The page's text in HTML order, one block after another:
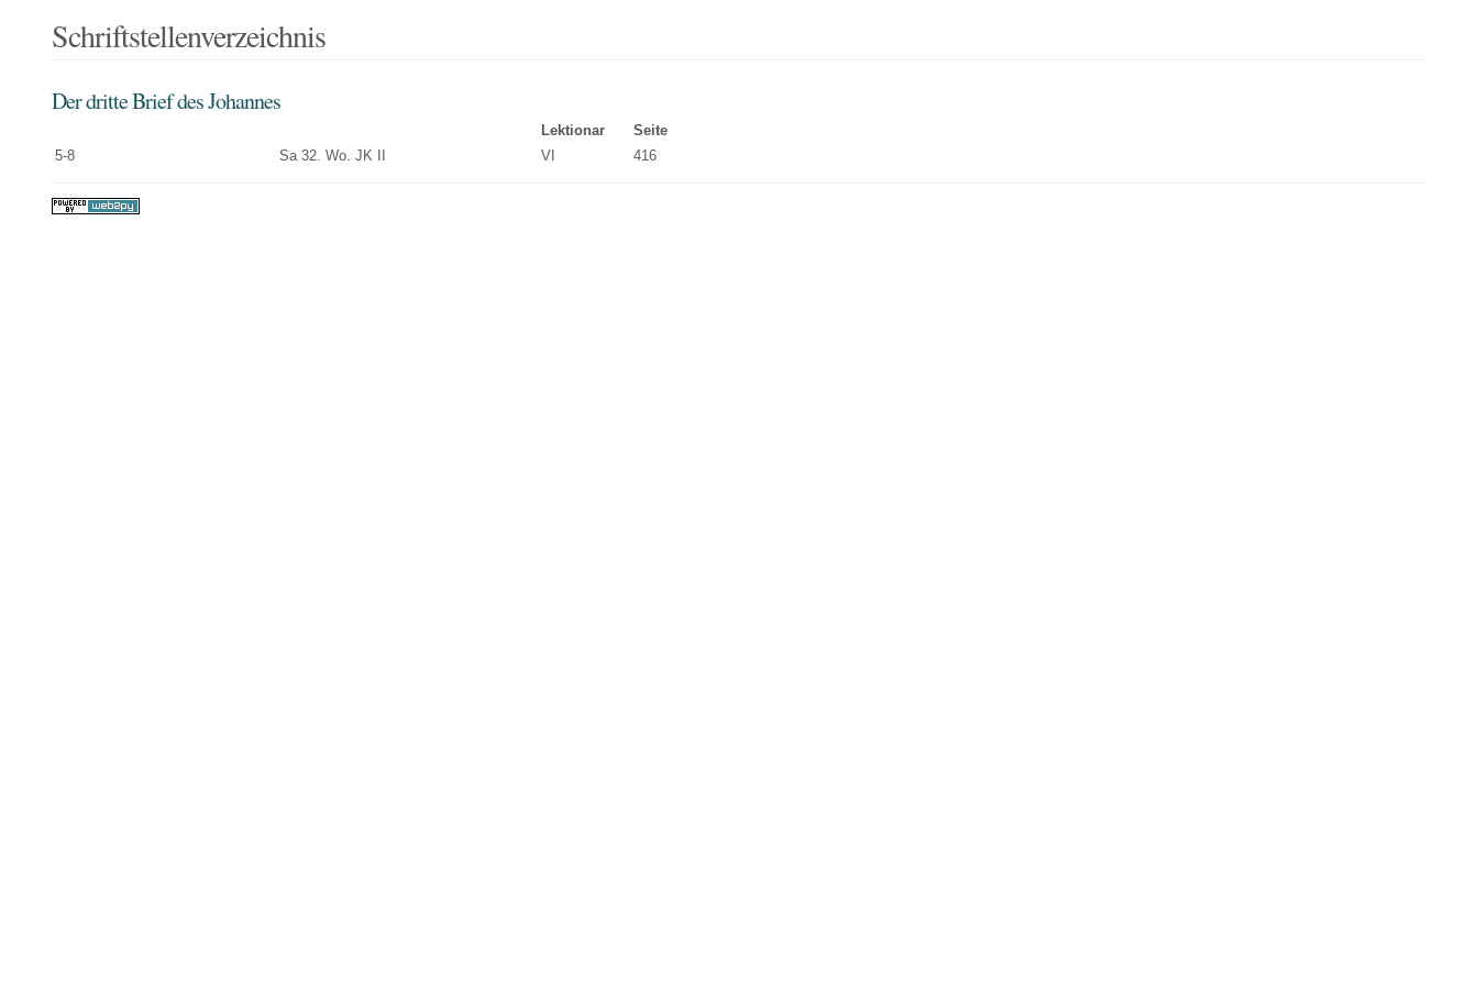
Schriftstellenverzeichnis
Der dritte Brief des Johannes
Lektionar
Seite
5-8
Sa 32. Wo. JK II VI 416